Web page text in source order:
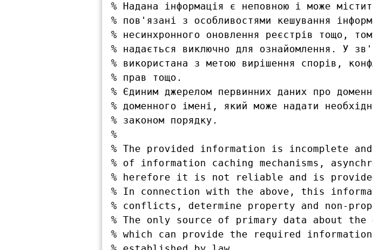
% Надана інформація є неповною і може
% пов'язані з особливостями кешування
% несинхронного оновлення реєстрів тощо,
% надається виключно для ознайомлення. У
% використана з метою вирішення спорів,
% прав тощо.
% Єдиним джерелом первинних даних про
% доменного імені, який може надати
% законом порядку.
%
% The provided information is incomplete
% of information caching mechanisms,
% herefore it is not reliable and is
% In connection with the above, this
% conflicts, determine property and non-
% The only source of primary data about
% which can provide the required